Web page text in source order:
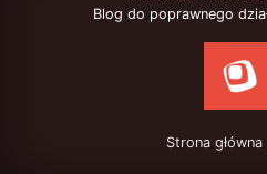
Blog do poprawnego
Strona główna